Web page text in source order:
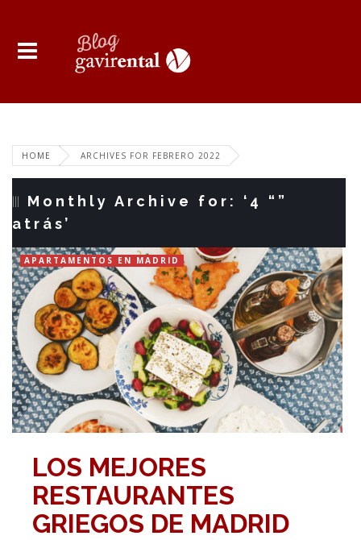
HOME ARCHIVES FOR FEBRERO 2022
Monthly Archive for: ‘4 “”
atrás’
APARTAMENTOS EN MADRID
LOS MEJORES
RESTAURANTES
GRIEGOS DE MADRID